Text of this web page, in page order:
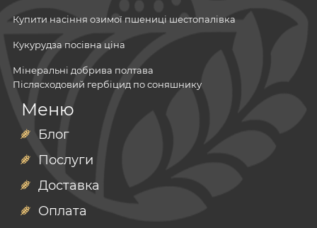
Купити насіння озимої пшениці шестопалівка
Кукурудза посівна ціна
Мінеральні добрива полтава
Післясходовий гербіцид по соняшнику
Стимулятор росту коріння
Біодеструктор заказати
Гербіцид для кукурудзи післясходовий
Добрива мінеральні
Каталог насіння кукурудзи
Посівний матеріал
Мінеральні добрива
Мікродобрива
Фунгіциди
Потруйники
Адʼюванти
Інокулянти
Посівний матеріал
соя
Меню
Блог
Послуги
Доставка
Оплата